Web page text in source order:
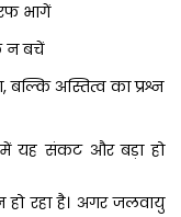
भागें
न बचें
बल्कि अस्तित्व का प्रश्न
यह संकट और बड़ा हो
रहा है। अगर जलवायु